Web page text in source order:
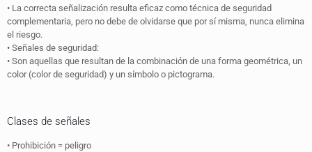
• La correcta señalización resulta eficaz como técnica de seguridad
complementaria, pero no debe de olvidarse que por sí misma, nunca elimina
el riesgo.
• Señales de seguridad:
• Son aquellas que resultan de la combinación de una forma geométrica, un
color (color de seguridad) y un símbolo o pictograma.
Clases de señales
• Prohibición = peligro